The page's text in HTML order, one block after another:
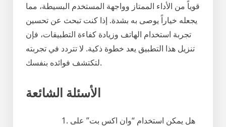
قوياً من الأداء الممتاز وواجهة المستخدم البسيطة، مما
يجعله خياراً يوصى به بشدة. إذا كنت تبحث عن تحسين
تجربة استخدام الهاتف وزيادة كفاءة التطبيقات، فإن
تنزيل هذا التطبيق يعد خطوة ذكية. لا تتردد في تجربته
لتكتشف فوائده بنفسك.
الأسئلة الشائعة
هل يمكن استخدام “وان اكس بت” على